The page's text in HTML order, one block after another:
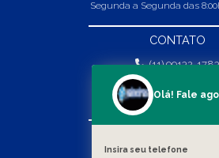
Segunda a Segunda das
CONTATO
(11) 99132-1783
(11) 99132-1783
Olá! Fale
Insira seu telefone